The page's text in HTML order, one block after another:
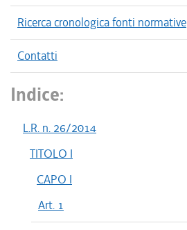
Ricerca cronologica fonti normative
Contatti
Indice:
L.R. n. 26/2014
TITOLO I
CAPO I
Art. 1